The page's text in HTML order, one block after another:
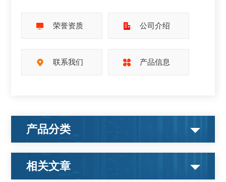
荣誉资质 公司介绍
联系我们 产品信息
产品分类
相关文章